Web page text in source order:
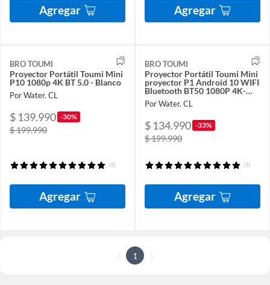
Agregar Agregar
BRO TOUMI
Proyector Portátil Toumi Mini
P10 1080p 4K BT 5.0 - Blanco
Por Water. CL
$ 139.990 -30%
$ 199.990
(5)
Agregar
BRO TOUMI
Proyector Portátil Toumi Mini
proyector P1 Android 10 WIFI
Bluetooth BT50 1080P 4K-
Negro
Por Water. CL
$ 134.990 -33%
$ 199.990
(5)
Agregar
1